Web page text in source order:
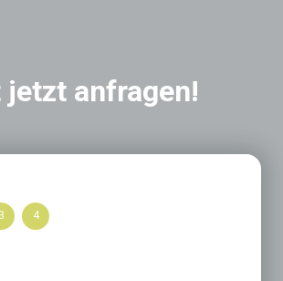
anfragen!
3 4